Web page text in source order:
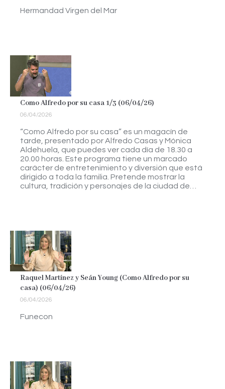
Hermandad Virgen del Mar
Como Alfredo por su casa 1/3 (06/04/26)
06/04/2026
“Como Alfredo por su casa” es un magacín de
tarde, presentado por Alfredo Casas y Mónica
Aldehuela, que puedes ver cada día de 18.30 a
20.00 horas. Este programa tiene un marcado
carácter de entretenimiento y diversión que está
dirigido a toda la familia. Pretende mostrar la
cultura, tradición y personajes de la ciudad de…
Raquel Martínez y Seán Young (Como Alfredo por su
casa) (06/04/26)
06/04/2026
Funecon